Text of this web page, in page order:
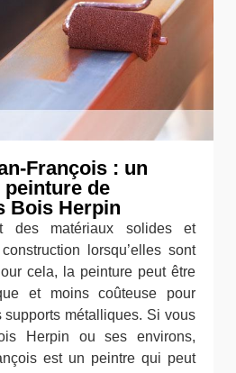
François : un
de
Bois Herpin
des matériaux solides et
lorsqu’elles sont
cela, la peinture peut être
et moins coûteuse pour
supports métalliques. Si vous
Herpin ou ses environs,
est un peintre qui peut